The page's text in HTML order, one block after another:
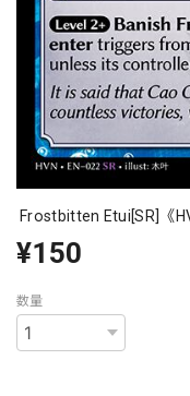
Frostbitten Etui[SR]《
¥150
数量